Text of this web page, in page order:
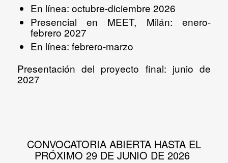
En línea: octubre-diciembre 2026
Presencial en MEET, Milán: enero-
febrero 2027
En línea: febrero-marzo
Presentación del proyecto final: junio de
2027
CONVOCATORIA ABIERTA HASTA EL
PRÓXIMO 29 DE JUNIO DE 2026